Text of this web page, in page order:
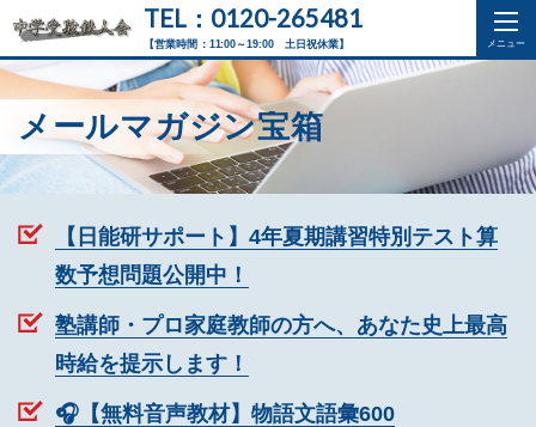
【営業時間：11:00～19:00 土日祝休業】
TEL：0120-265481
メールマガジン宝箱
【日能研サポート】4年夏期講習特別テスト算
数予想問題公開中！
塾講師・プロ家庭教師の方へ、あなた史上最高
時給を提示します！
🎧【無料音声教材】物語文語彙600